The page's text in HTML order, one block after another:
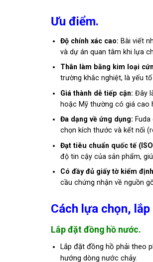
Ưu điểm.
Độ chính xác cao: Bài viết
và dự án quan tâm khi lựa
Thân làm bằng kim loại
trường khắc nghiệt, là yếu
Giá thành dễ tiếp cận: Đây
hoặc Mỹ thường có giá cao
Đa dạng về ứng dụng:
chọn kích thước và kết nối
Đạt tiêu chuẩn quốc tế
độ tin cậy của sản phẩm,
Có đầy đủ giấy tờ kiểm
cầu chứng nhận về nguồn
Cách lựa chọn,
Lắp đặt đồng hồ nước.
Lắp đặt đồng hồ phải theo
hướng dòng nước chảy.